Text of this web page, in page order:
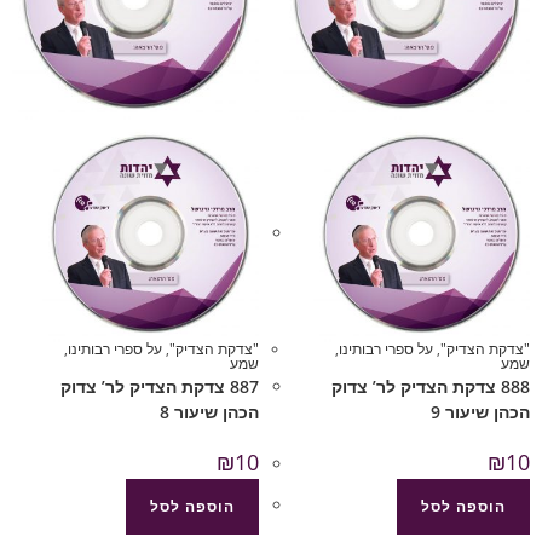
"צדקת הצדיק",על ספרי רבותינו,
שמע
888 צדקת הצדיק לר’ צדוק
הכהן שיעור 9
₪10
הוספה לסל
"צדקת הצדיק",על ספרי רבותינו,
שמע
887 צדקת הצדיק לר’ צדוק
הכהן שיעור 8
₪10
הוספה לסל